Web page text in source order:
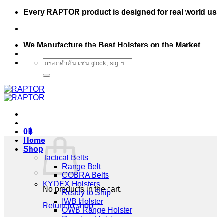
Skip
content
Every RAPTOR product is designed for real world
We Manufacture the Best Holsters on the Market.
Search
for:
0฿
No products in the cart.
Return to shop
Home
Shop
Tactical Belts
Range Belt
COBRA Belts
KYDEX Holsters
Ready to Ship
IWB Holster
OWB Range Holster